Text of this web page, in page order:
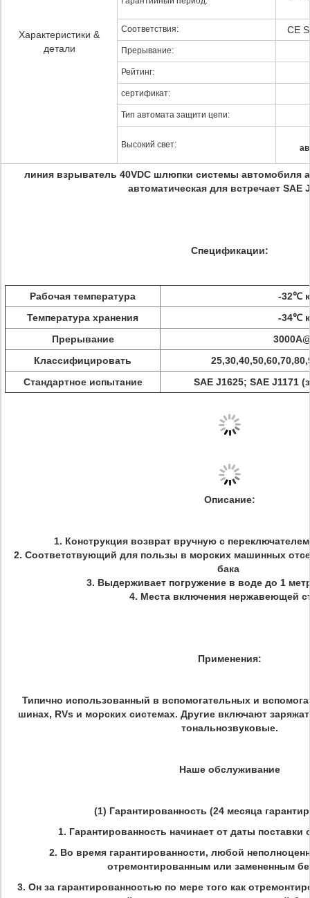
Характеристики &
детали
Соответствия: CE
Прерывание:
Рейтинг:
сертификат:
Тип автомата защити цепи:
Высокий свет:
линия взрыватель 40VDC шлюпки системы автомобиля
автоматическая для встречает SAE
Спецификации:
Рабочая температура
-32℃
Температура хранения
-34℃
Прерывание
Классифицировать
Стандартное испытание
SAE J1625; SAE J1171
Описание:
1. Конструкция возврат вручную с
2. Соответствующий для пользы в морских машинных
бака
3. Выдерживает погружение в воде до 1
4. Места включения нержавеющей
Применения:
Типично использованный в вспомогательных и
шинах, RVs и морских системах. Другие включают
тональнозвуковые.
Наше обслуживание
(1) Гарантированность (24 месяца
1. Гарантированность начинает от даты
2. Во время гарантированности, любой
отремонтированным или замененным
3. Он за гарантированностью по мере того как